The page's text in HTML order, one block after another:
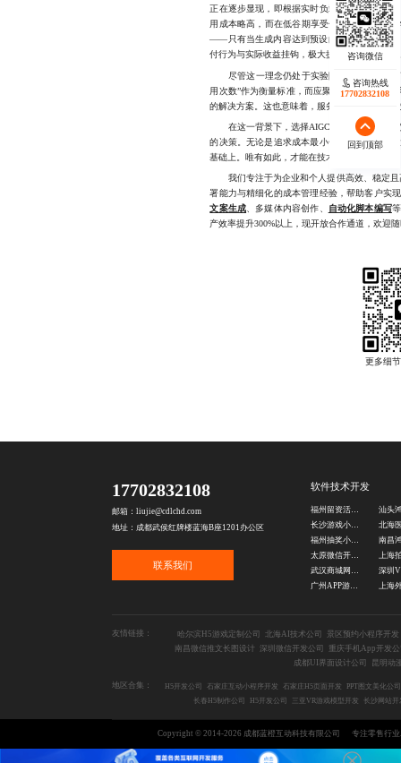
正在逐步显现，即根据实时负载、模型版本、
用成本略高，而在低谷期享受优惠，有助于引
——只有当生成内容达到预设的质量标准（如
付行为与实际收益挂钩，极大提升了投入产出比
尽管这一理念仍处于实验阶段，但它揭示了
用次数”作为衡量标准，而应聚焦于“创造价值
的解决方案。这也意味着，服务商必须从单纯
在这一背景下，选择AIGC应用不再是一次
的决策。无论是追求成本最小化，还是希望最
基础上。唯有如此，才能在技术浪潮中稳住阵
我们专注于为企业和个人提供高效、稳定且
署能力与精细化的成本管理经验，帮助客户实
文案生成 、多媒体内容创作、 自动化脚本编写
产效率提升300%以上，现开放合作通道，欢迎
咨询热线
17702832108
回到顶部
17702832108
邮箱：liujie@cdlchd.com
地址：成都武侯红牌楼蓝海B座1201办公区
联系我们
软件技术开发
福州留资活动开发公司
长沙游戏小程序开发公司
福州抽奖小程序开发公司
太原微信开发公司
武汉商城网站开发
广州APP游戏开发公司
友情链接： 哈尔滨H5游戏定制公司 北海AI技术公司
景区预约小程序开发
南昌微信推文长图设计 深圳微信开发公司
重庆手机App开发
成都UI界面设计公司
昆明动
地区合集： H5开发公司 石家庄互动小程序开发 石家庄H5页面开发
PPT图文美化公司
长春H5制作公司
H5开发公司 三亚VR游戏模型开发 长沙网站
Copyright © 2014-2026 成都蓝橙互动科技有限公司 专注零售行